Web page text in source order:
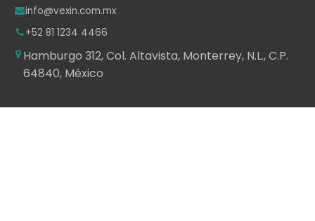
info@vexin.com.mx
+52 81 1234 4466
Hamburgo 312, Col. Altavista, Monterrey, N.L., C.P.
64840, México